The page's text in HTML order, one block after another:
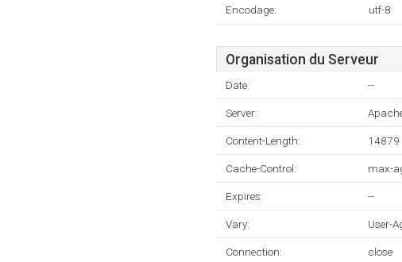
Encodage: utf-8
Organisation du Serveur
Date: --
Server:
Content-Length: 14879
Cache-Control: max-
Expires: --
Vary: User-
Connection: close